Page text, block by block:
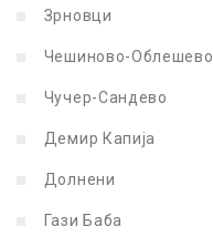
Зрновци
Чешиново-Облешево
Чучер-Сандево
Демир Капија
Долнени
Гази Баба